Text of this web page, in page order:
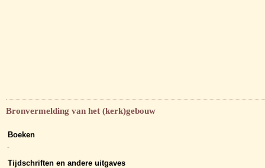
Bronvermelding van het (kerk)gebouw
Boeken
-
Tijdschriften en andere uitgaves